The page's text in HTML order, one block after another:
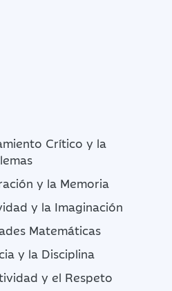
Crítico y la
y la Memoria
y la Imaginación
Matemáticas
y la Disciplina
y el Respeto